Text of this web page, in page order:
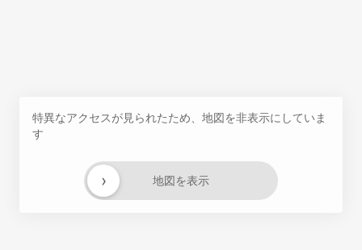
特異なアクセスが見られたため、地図を非表示にしていま
す
地図を表示
›